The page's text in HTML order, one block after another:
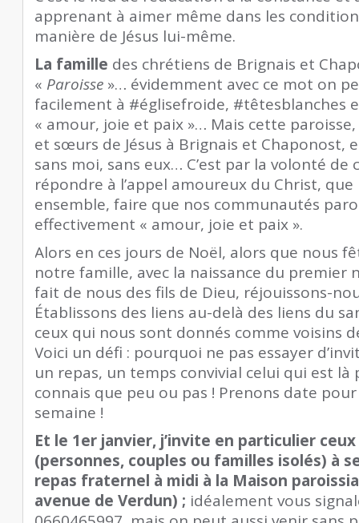
apprenant à aimer même dans les
manière de Jésus lui-même.
La famille des chrétiens de Brignais et
« Paroisse »… évidemment avec ce mot on
facilement à #églisefroide, #têtesblanches
« amour, joie et paix »… Mais cette
et sœurs de Jésus à Brignais et Chaponost,
sans moi, sans eux… C’est par la volonté de
répondre à l’appel amoureux du Christ,
ensemble, faire que nos communautés
effectivement « amour, joie et paix ».
Alors en ces jours de Noël, alors que nous
notre famille, avec la naissance du premier
fait de nous des fils de Dieu, réjouissons-
Établissons des liens au-delà des liens du
ceux qui nous sont donnés comme voisins
Voici un défi : pourquoi ne pas essayer
un repas, un temps convivial celui qui est
connais que peu ou pas ! Prenons date
semaine !
Et le 1er janvier, j’invite en particulier
(personnes, couples ou familles isolés) à
repas fraternel à midi à la Maison
avenue de Verdun) ; idéalement vous